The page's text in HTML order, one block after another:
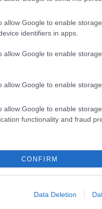
allow Google to enable
identifiers in apps.
allow Google to enable
allow Google to enable
allow Google to enable
functionality and fraud
CONFIRM
Data Deletion
representa "um
todas as unidades da
a confiança de
para as suas
MADEIRA